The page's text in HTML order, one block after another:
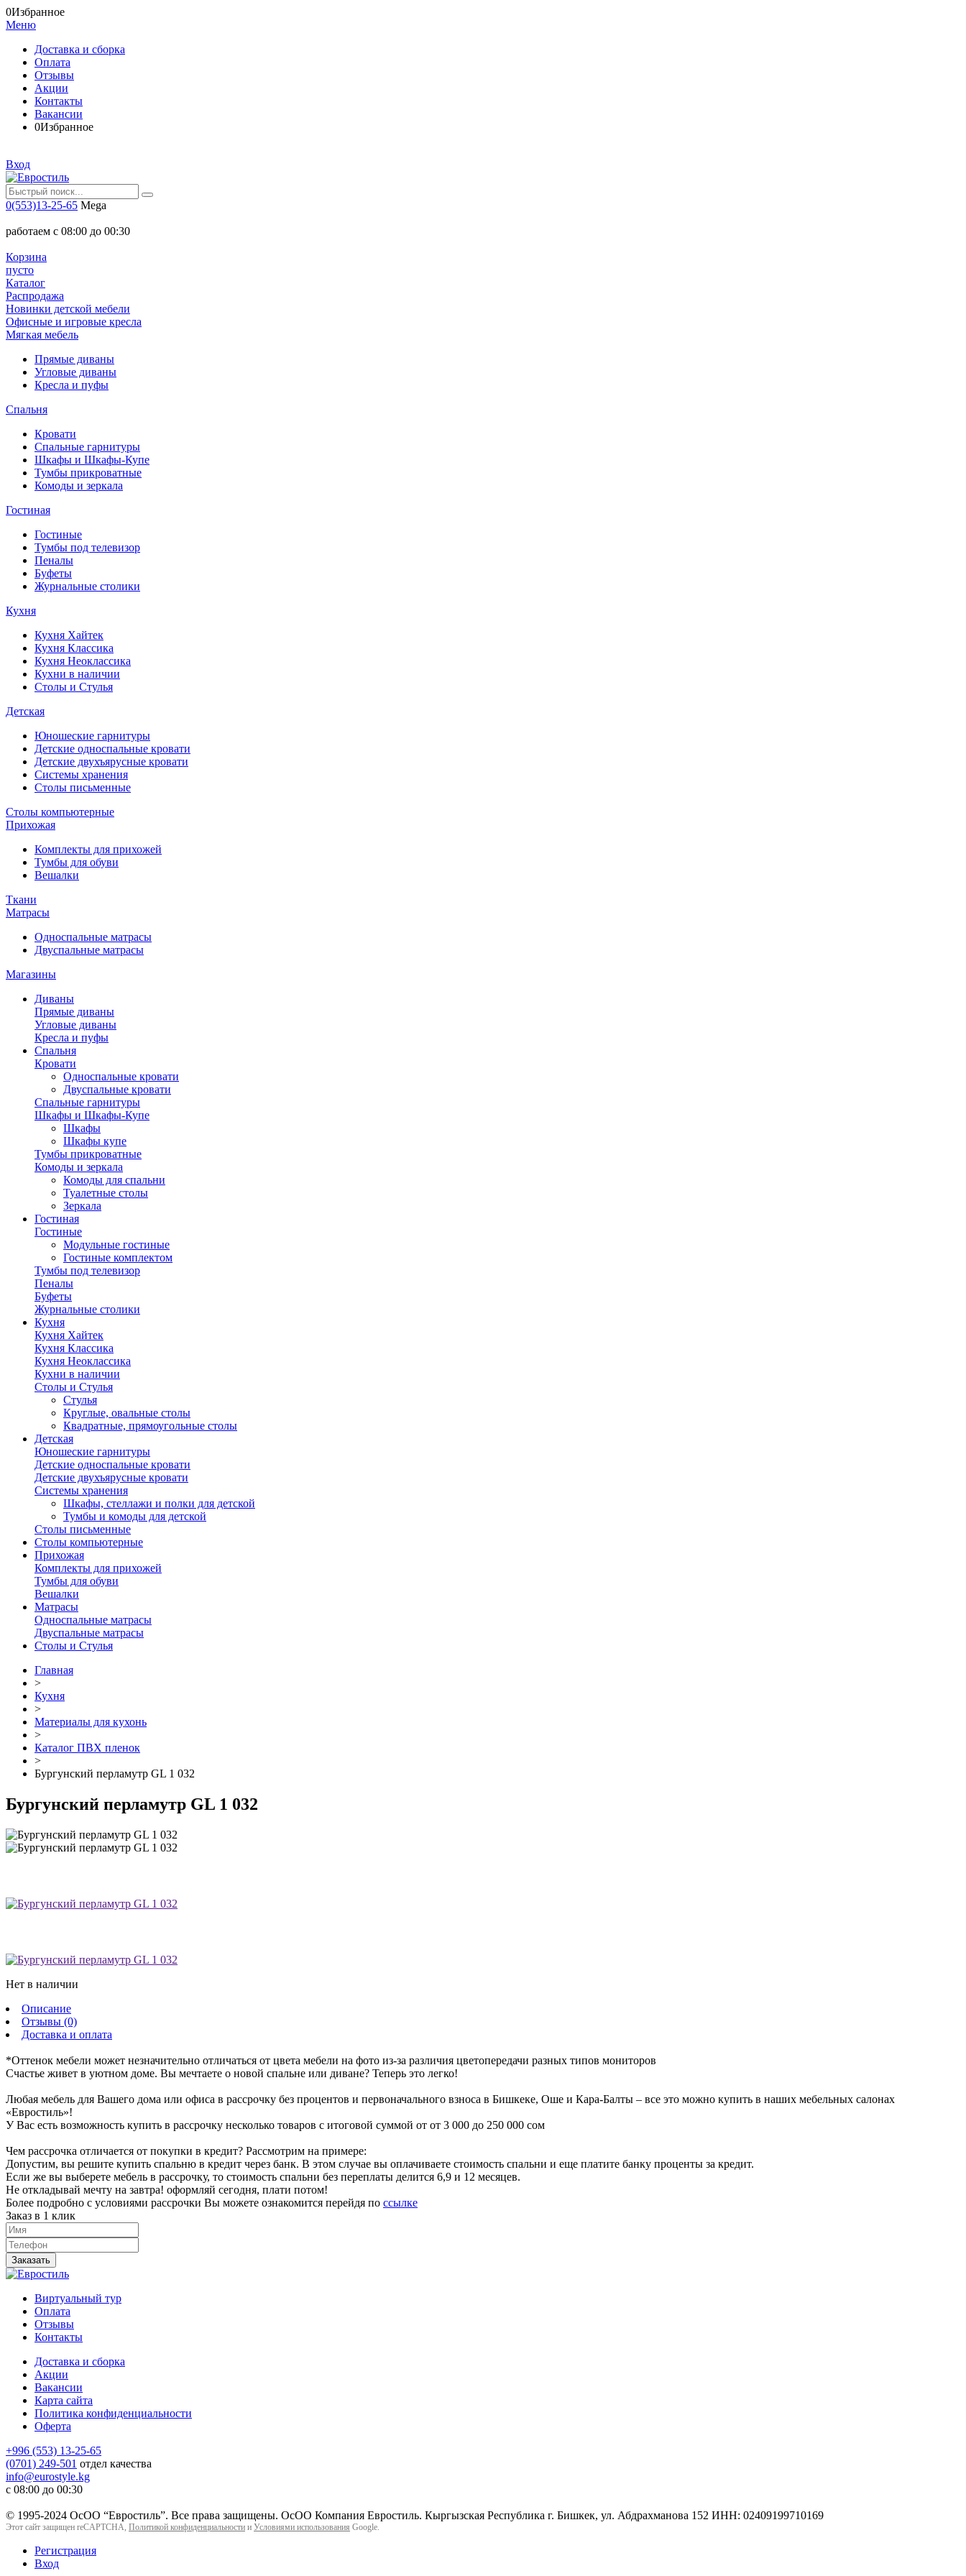
0Избранное
Меню
Доставка и сборка
Оплата
Отзывы
Акции
Контакты
Вакансии
0Избранное
Вход
0(553)13-25-65 Mega
работаем с 08:00 до 00:30
Корзина
пусто
Каталог
Распродажа
Новинки детской мебели
Офисные и игровые кресла
Мягкая мебель
Прямые диваны
Угловые диваны
Кресла и пуфы
Спальня
Кровати
Спальные гарнитуры
Шкафы и Шкафы-Купе
Тумбы прикроватные
Комоды и зеркала
Гостиная
Гостиные
Тумбы под телевизор
Пеналы
Буфеты
Журнальные столики
Кухня
Кухня Хайтек
Кухня Классика
Кухня Неоклассика
Кухни в наличии
Столы и Стулья
Детская
Юношеские гарнитуры
Детские односпальные кровати
Детские двухъярусные кровати
Системы хранения
Столы письменные
Столы компьютерные
Прихожая
Комплекты для прихожей
Тумбы для обуви
Вешалки
Ткани
Матрасы
Односпальные матрасы
Двуспальные матрасы
Магазины
Диваны
Прямые диваны
Угловые диваны
Кресла и пуфы
Спальня
Кровати
Односпальные кровати
Двуспальные кровати
Спальные гарнитуры
Шкафы и Шкафы-Купе
Шкафы
Шкафы купе
Тумбы прикроватные
Комоды и зеркала
Комоды для спальни
Туалетные столы
Зеркала
Гостиная
Гостиные
Модульные гостиные
Гостиные комплектом
Тумбы под телевизор
Пеналы
Буфеты
Журнальные столики
Кухня
Кухня Хайтек
Кухня Классика
Кухня Неоклассика
Кухни в наличии
Столы и Стулья
Стулья
Круглые, овальные столы
Квадратные, прямоугольные столы
Детская
Юношеские гарнитуры
Детские односпальные кровати
Детские двухъярусные кровати
Системы хранения
Шкафы, стеллажи и полки для детской
Тумбы и комоды для детской
Столы письменные
Столы компьютерные
Прихожая
Комплекты для прихожей
Тумбы для обуви
Вешалки
Матрасы
Односпальные матрасы
Двуспальные матрасы
Столы и Стулья
Главная
>
Кухня
>
Материалы для кухонь
>
Каталог ПВХ пленок
>
Бургунский перламутр GL 1 032
Бургунский перламутр GL 1 032
Нет в наличии
Описание
Отзывы (0)
Доставка и оплата
*Оттенок мебели может незначительно отличаться от цвета мебели на фото из-за различия цветопередачи разных типов мониторов
Счастье живет в уютном доме. Вы мечтаете о новой спальне или диване? Теперь это легко!
Любая мебель для Вашего дома или офиса в рассрочку без процентов и первоначального взноса в Бишкеке, Оше и Кара-Балты – все это можно купить в наших мебельных салонах
«Евростиль»!
У Вас есть возможность купить в рассрочку несколько товаров с итоговой суммой от от 3 000 до 250 000 сом
Чем рассрочка отличается от покупки в кредит? Рассмотрим на примере:
Допустим, вы решите купить спальню в кредит через банк. В этом случае вы оплачиваете стоимость спальни и еще платите банку проценты за кредит.
Если же вы выберете мебель в рассрочку, то стоимость спальни без переплаты делится 6,9 и 12 месяцев.
Не откладывай мечту на завтра! оформляй сегодня, плати потом!
Более подробно с условиями рассрочки Вы можете ознакомится перейдя по ссылке
Заказ в 1 клик
Заказать
Виртуальный тур
Оплата
Отзывы
Контакты
Доставка и сборка
Акции
Вакансии
Карта сайта
Политика конфиденциальности
Оферта
+996 (553) 13-25-65
(0701) 249-501 отдел качества
info@eurostyle.kg
с 08:00 до 00:30
© 1995-2024 ОсОО “Евростиль”. Все права защищены. ОсОО Компания Евростиль. Кыргызская Республика г. Бишкек, ул. Абдрахманова 152 ИНН: 02409199710169
Этот сайт защищен reCAPTCHA, Политикой конфиденциальности и Условиями использования Google.
Регистрация
Вход